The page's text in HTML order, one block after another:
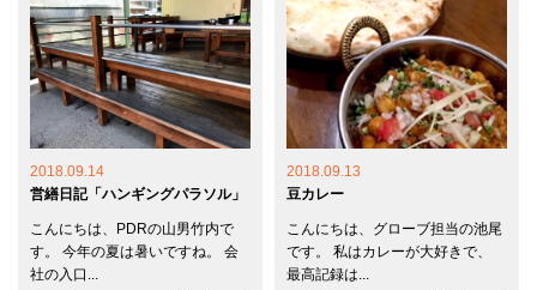
2018.09.14
営繕日記「ハンギングパラソル」
こんにちは、PDRの山男竹内で
す。 今年の夏は暑いですね。 会
社の入口...
2018.09.13
豆カレー
こんにちは、グローブ担当の池尾
です。 私はカレーが大好きで、
最高記録は...